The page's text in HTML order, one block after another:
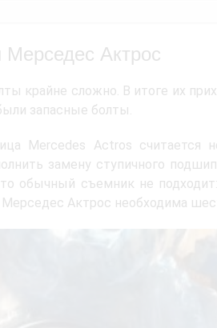
Актроc
крайне сложно. В итоге их
запасные болты.
Mercedes Actros считается
замену ступичного
обычный съемник не
Актрос необходима